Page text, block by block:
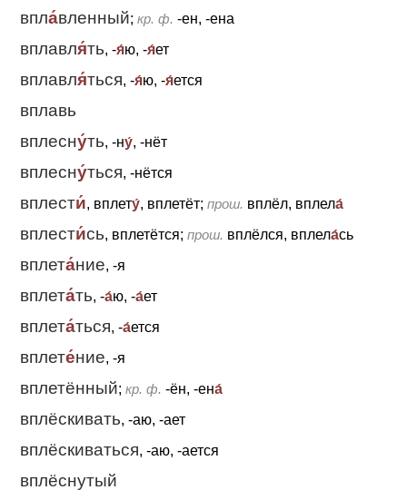
впла́вленный; кр. ф. -ен, -ена
вплавля́ть, -я́ю, -я́ет
вплавля́ться, -я́ю, -я́ется
вплавь
вплесну́ть, -ну́, -нёт
вплесну́ться, -нётся
вплести́, вплету́, вплетёт; прош. вплёл, вплела́
вплести́сь, вплетётся; прош. вплёлся, вплела́сь
вплета́ние, -я
вплета́ть, -а́ю, -а́ет
вплета́ться, -а́ется
вплете́ние, -я
вплетённый; кр. ф. -ён, -ена́
вплёскивать, -аю, -ает
вплёскиваться, -аю, -ается
вплёснутый